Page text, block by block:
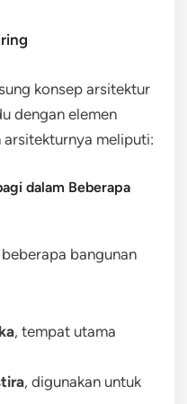
konsep arsitektur
dengan elemen
arsitekturnya meliputi:
dalam Beberapa
bangunan
, tempat utama
, digunakan untuk